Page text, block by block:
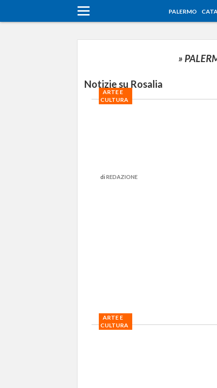
PALERMO
»
Notizie su Rosalia
ARTE E
CULTURA
diREDAZIONE
ARTE E
CULTURA